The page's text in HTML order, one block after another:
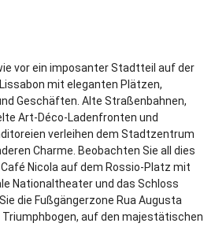
vor ein imposanter Stadtteil auf der
mit eleganten Plätzen,
Geschäften. Alte Straßenbahnen,
Art-Déco-Ladenfronten und
verleihen dem Stadtzentrum
Charme. Beobachten Sie all dies
Nicola auf dem Rossio-Platz mit
Nationaltheater und das Schloss
die Fußgängerzone Rua Augusta
Triumphbogen, auf den majestätischen